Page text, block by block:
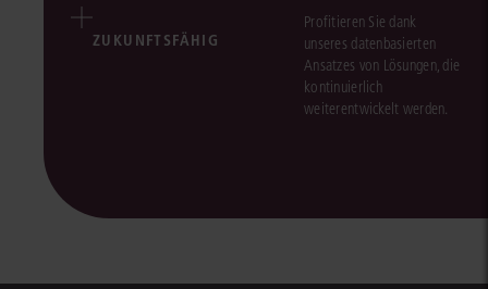
ZUKUNFTSFÄHIG
Profitieren Sie dank
unseres datenbasierten
Ansatzes von Lösungen, die
kontinuierlich
weiterentwickelt werden.